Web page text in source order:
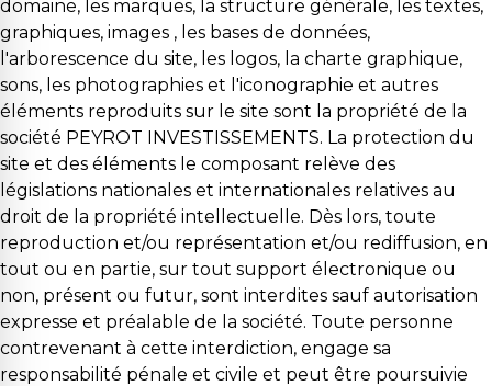
domaine, les marques, la structure générale, les textes,
graphiques, images , les bases de données,
l'arborescence du site, les logos, la charte graphique,
sons, les photographies et l'iconographie et autres
éléments reproduits sur le site sont la propriété de la
société PEYROT INVESTISSEMENTS. La protection du
site et des éléments le composant relève des
législations nationales et internationales relatives au
droit de la propriété intellectuelle. Dès lors, toute
reproduction et/ou représentation et/ou rediffusion, en
tout ou en partie, sur tout support électronique ou
non, présent ou futur, sont interdites sauf autorisation
expresse et préalable de la société. Toute personne
contrevenant à cette interdiction, engage sa
responsabilité pénale et civile et peut être poursuivie